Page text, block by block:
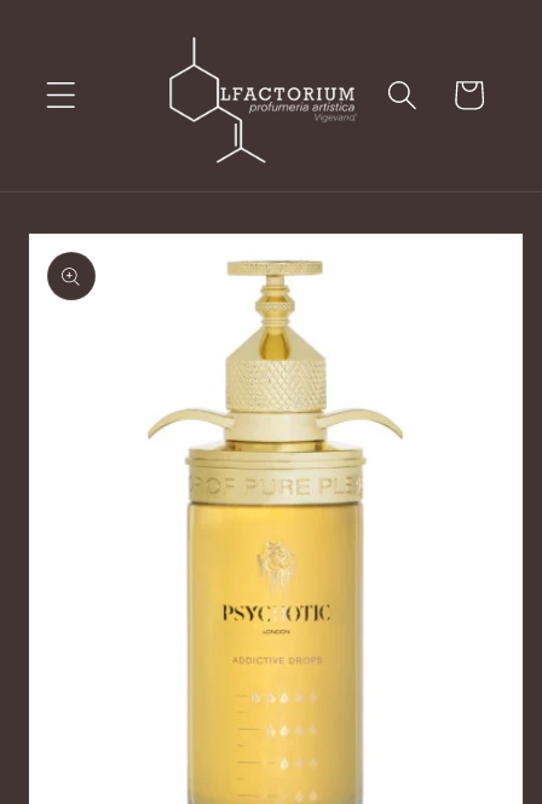
Carrello
Passa alle
informazioni
sul prodotto